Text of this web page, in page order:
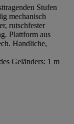
Stufen
mechanisch
rutschfester
Plattform aus
Handliche,
Geländers: 1 m